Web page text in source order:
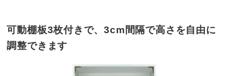
可動棚板3枚付きで、3cm間隔で高さを自由に
調整できます